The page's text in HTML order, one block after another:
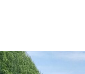
楽しめる人気店7選